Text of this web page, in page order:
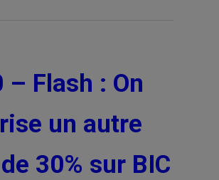
– Flash : On
un autre
30% sur BIC